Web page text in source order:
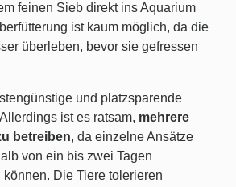
feinen Sieb direkt ins Aquarium
ist kaum möglich, da die
überleben, bevor sie gefressen
und platzsparende
ist es ratsam, mehrere
betreiben, da einzelne Ansätze
von ein bis zwei Tagen
Die Tiere tolerieren